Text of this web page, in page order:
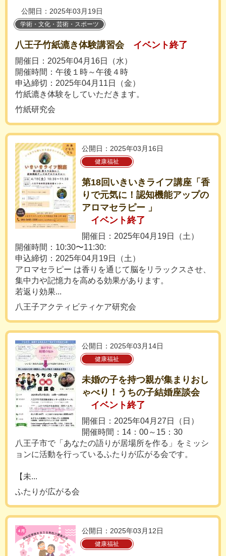
公開日：2025年03月19日
学術・文化・芸術・スポーツ
八王子竹紙漉き体験講習会 イベント終了
開催日：2025年04月16日（水）
開催時間：午後１時～午後４時
申込締切：2025年04月11日（金）
竹紙漉き体験をしていただきます。
竹紙研究会
公開日：2025年03月16日
健康福祉
第18回いきいきライフ講座「香
りで元気に！認知機能アップの
アロマセラピー 」
イベント終了
開催日：2025年04月19日（土）
開催時間：10:30〜11:30:
申込締切：2025年04月19日（土）
アロマセラピー は香りを通じて脳をリラックスさせ、
集中力や記憶力を高める効果があります。
若返り効果...
八王子アクティビティケア研究会
公開日：2025年03月14日
健康福祉
未婚の子を持つ親が集まりおし
ゃべり！うちの子結婚座談会
イベント終了
開催日：2025年04月27日（日）
開催時間：14：00～15：30
八王子市で「あなたの語りが居場所を作る」をミッシ
ョンに活動を行っているふたりが広がる会です。
【未...
ふたりが広がる会
公開日：2025年03月12日
健康福祉